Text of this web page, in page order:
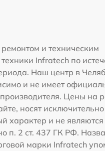
и техническим
Infratech по
Наш центр в
и не имеет
Цены на
носят исключительно
характер и не
п. 2 ст. 437 ГК РФ.
марки Infratech